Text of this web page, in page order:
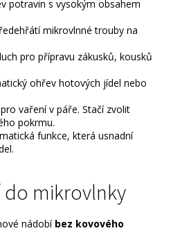
potravin s vysokým obsahem
mikrovlnné trouby na
pro přípravu zákusků, kousků
ohřev hotových jídel nebo
vaření v páře. Stačí zvolit
pokrmu.
funkce, která usnadní
mikrovlnky
nádobí bez kovového